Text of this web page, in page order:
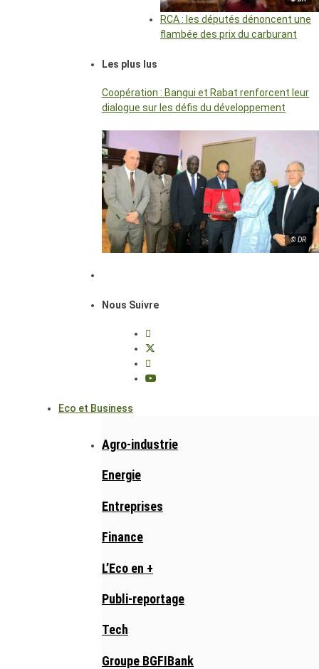
RCA : les députés dénoncent une
flambée des prix du carburant
Les plus lus
Coopération : Bangui et Rabat renforcent leur
dialogue sur les défis du développement
© DR
Nous Suivre
Eco et Business
Agro-industrie
Energie
Entreprises
Finance
L’Eco en +
Publi-reportage
Tech
Groupe BGFIBank